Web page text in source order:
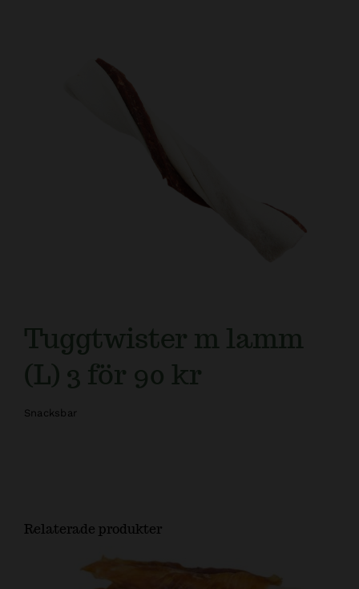
Tuggtwister m lamm
(L) 3 för 90 kr
Snacksbar
Relaterade produkter